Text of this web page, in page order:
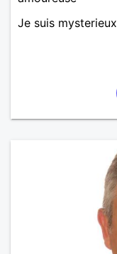
Je suis mysterieux